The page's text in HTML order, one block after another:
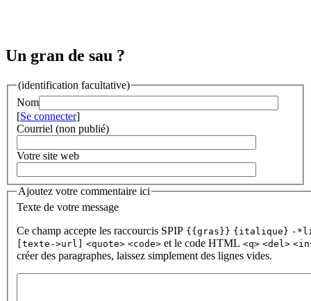
Un gran de sau ?
(identification facultative)
Nom
[Se connecter]
Courriel (non publié)
Votre site web
Ajoutez votre commentaire ici
Texte de votre message
Ce champ accepte les raccourcis SPIP {{gras}} {italique} -
[texte->url]
<quote> <code> et le code HTML <q> <del>
créer des paragraphes, laissez simplement des lignes vides.